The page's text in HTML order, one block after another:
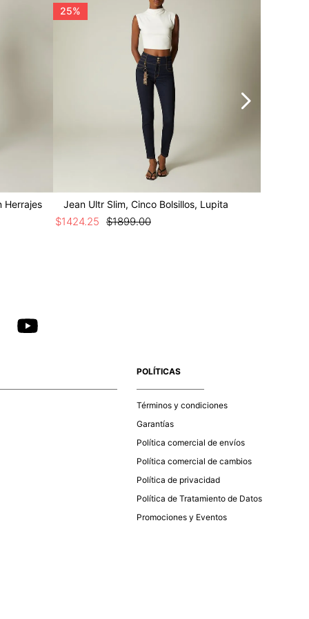
Herrajes
25%
Jean Ultr Slim, Cinco Bolsillos, Lupita
$1899.00
$1424.25
POLÍTICAS
Términos y condiciones
Garantías
Política comercial de envíos
Política comercial de cambios
Política de privacidad
Política de Tratamiento de Datos
Promociones y Eventos